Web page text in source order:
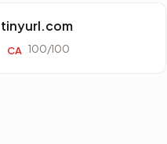
tinyurl.com
CA 100/100